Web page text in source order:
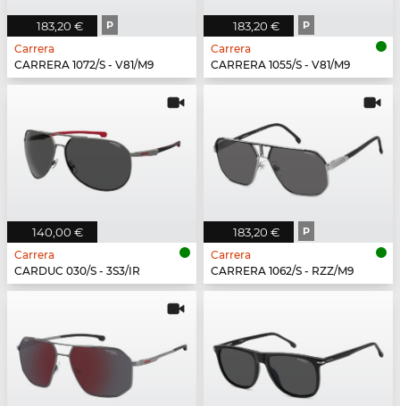
183,20 € P
Carrera
CARRERA 1072/S - V81/M9
183,20 € P
Carrera
CARRERA 1055/S - V81/M9
140,00 €
Carrera
CARDUC 030/S - 3S3/IR
183,20 € P
Carrera
CARRERA 1062/S - RZZ/M9